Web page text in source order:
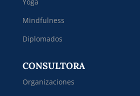
Mindfulness
Diplomados
CONSULTORA
Organizaciones